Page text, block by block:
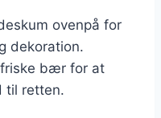
ovenpå for
dekoration.
bær for at
til retten.